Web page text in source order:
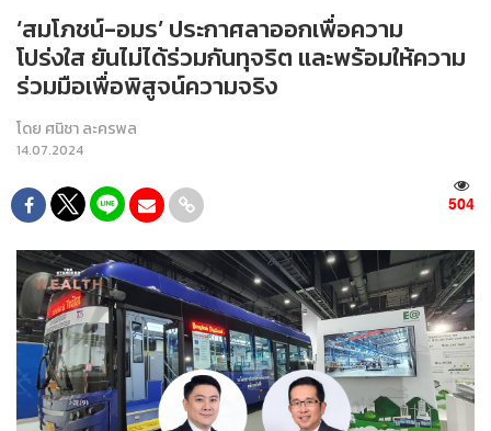
‘สมโภชน์-อมร’ ประกาศลาออกเพื่อความ
โปร่งใส ยันไม่ได้ร่วมกันทุจริต และพร้อมให้ความ
ร่วมมือเพื่อพิสูจน์ความจริง
โดย ศนิชา ละครพล
14.07.2024
504